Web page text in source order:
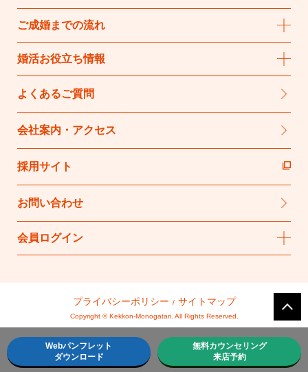
Webパンフレット
ダウンロード
無料カウンセリング
来店予約
ご成婚までの流れ
婚活お役立ち情報
よくあるご質問
会社案内・アクセス
採用サイト
お問い合わせ
会員ログイン
プライバシーポリシー サイトマップ
Copyright © Kekkon-Monogatari. All Rights Reserved.